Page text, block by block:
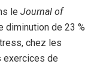
le Journal of
diminution de 23 %
chez les
exercices de